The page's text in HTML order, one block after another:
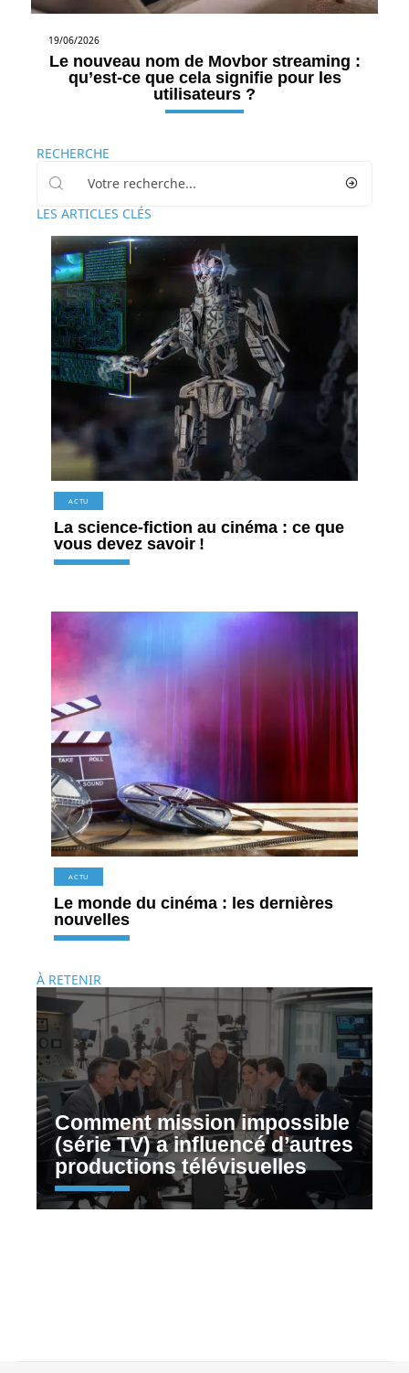
19/06/2026
Le nouveau nom de Movbor streaming :
qu’est-ce que cela signifie pour les
utilisateurs ?
RECHERCHE
LES ARTICLES CLÉS
ACTU
La science-fiction au cinéma : ce que
vous devez savoir !
ACTU
Le monde du cinéma : les dernières
nouvelles
À RETENIR
Comment mission impossible
(série TV) a influencé d’autres
productions télévisuelles